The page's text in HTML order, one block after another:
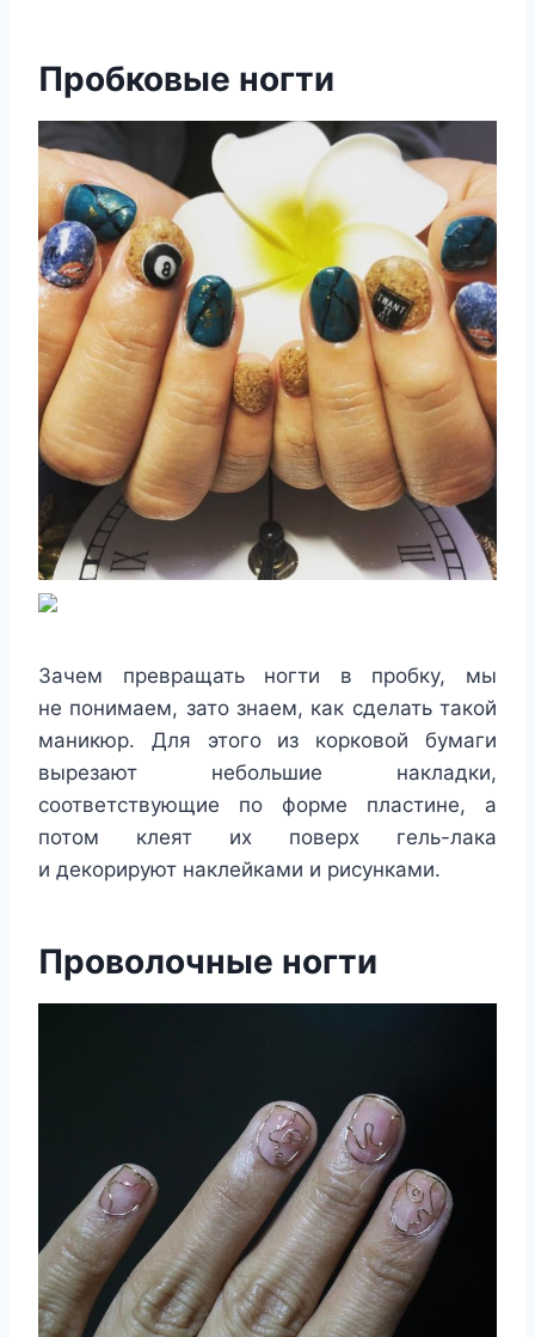
Пробковые ногти
Зачем превращать ногти в пробку, мы
не понимаем, зато знаем, как сделать такой
маникюр. Для этого из корковой бумаги
вырезают небольшие накладки,
соответствующие по форме пластине, а
потом клеят их поверх гель-лака
и декорируют наклейками и рисунками.
Проволочные ногти